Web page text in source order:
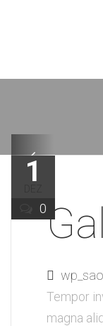
1
0
Tempor
magna